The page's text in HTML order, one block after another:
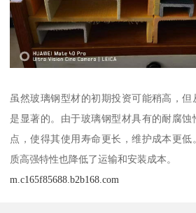
虽然玻璃钢型材的初期投资可能稍高，
是显著的。由于玻璃钢型材具有的耐腐
点，使得其使用寿命更长，维护成本更
质高强特性也降低了运输和安装成本。
m.c165f85688.b2b168.com